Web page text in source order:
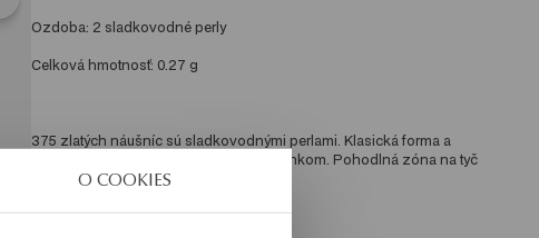
O COOKIES
Ozdoba: 2 sladkovodné perly
Celková hmotnosť: 0.27 g
375 zlatých náušníc sú sladkovodnými perlami. Klasická forma a
jemnosy s jeho robia nadčasovým doplnkom. Pohodlná zóna na tyč
ponúka pohodlie pri nosení.
SKU: KY20499-Z0000-PSA000-000